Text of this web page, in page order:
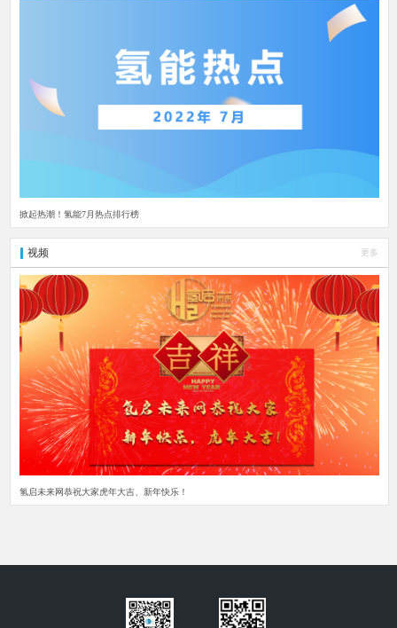
掀起热潮！氢能7月热点排行榜
视频 更多
氢启未来网恭祝大家虎年大吉、新年快乐！